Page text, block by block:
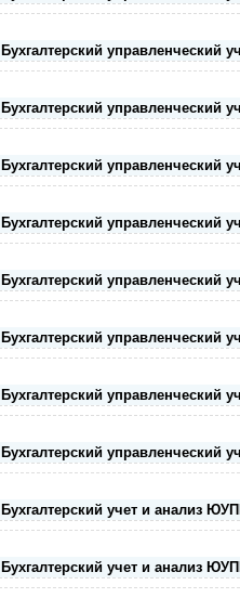
Бухгалтерский управленческий
Бухгалтерский управленческий
Бухгалтерский управленческий
Бухгалтерский управленческий
Бухгалтерский управленческий
Бухгалтерский управленческий
Бухгалтерский управленческий
Бухгалтерский управленческий
Бухгалтерский учет и анализ
Бухгалтерский учет и анализ